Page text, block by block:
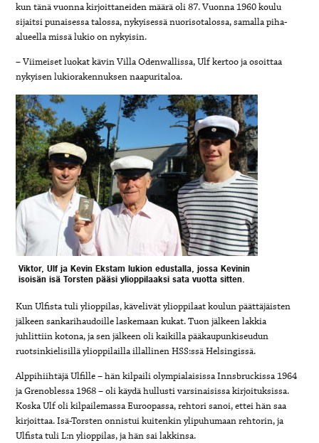
kun tänä vuonna kirjoittaneiden määrä oli 87. Vuonna 1960 koulu
sijaitsi punaisessa talossa, nykyisessä nuorisotalossa, samalla piha-
alueella missä lukio on nykyisin.
– Viimeiset luokat kävin Villa Odenwallissa, Ulf kertoo ja osoittaa
nykyisen lukiorakennuksen naapuritaloa.
Viktor, Ulf ja Kevin Ekstam lukion edustalla, jossa Kevinin
isoisän isä Torsten pääsi ylioppilaaksi sata vuotta sitten.
Kun Ulfista tuli ylioppilas, kävelivät ylioppilaat koulun päättäjäisten
jälkeen sankarihaudoille laskemaan kukat. Tuon jälkeen lakkia
juhlittiin kotona, ja sen jälkeen oli kaikilla pääkaupunkiseudun
ruotsinkielisillä ylioppilailla illallinen HSS:ssä Helsingissä.
Alppihiihtäjä Ulfille – hän kilpaili olympialaisissa Innsbruckissa 1964
ja Grenoblessa 1968 – oli käydä hullusti varsinaisissa kirjoituksissa.
Koska Ulf oli kilpailemassa Euroopassa, rehtori sanoi, ettei hän saa
kirjoittaa. Isä-Torsten onnistui kuitenkin ylipuhumaan rehtorin, ja
Ulfista tuli L:n ylioppilas, ja hän sai lakkinsa.